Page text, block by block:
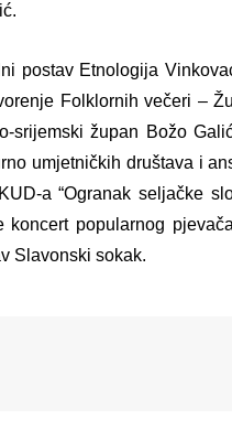
postav Etnologija
Folklornih večeri –
srijemski župan Božo
umjetničkih društava i
a “Ogranak seljačke
popularnog
Slavonski sokak.